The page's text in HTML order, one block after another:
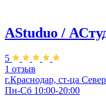
AStuduo /
5
1 отзыв
г.Краснодар, ст-ца
Пн-Сб 10:00-20:00